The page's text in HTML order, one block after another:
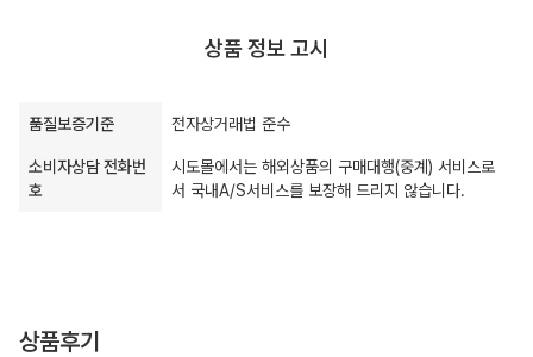
상품 정보 고시
품질보증기준 전자상거래법 준수
소비자상담 전화번
호
시도몰에서는 해외상품의 구매대행(중계) 서비스로
서 국내A/S서비스를 보장해 드리지 않습니다.
상품후기